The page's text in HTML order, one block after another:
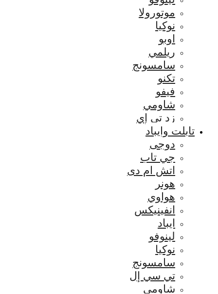
موتورولا
نوكيا
اوبو
ريلمي
سامسونج
تكنو
فيفو
شاومي
زد تي إي
تابلت وايباد
دوجى
جي تاب
اتش ام دى
هونر
هواوي
انفينيكس
ايباد
لينوفو
نوكيا
سامسونج
تي سي إل
شاومي